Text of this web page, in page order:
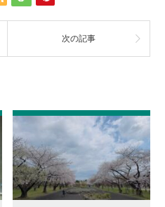
次の記事